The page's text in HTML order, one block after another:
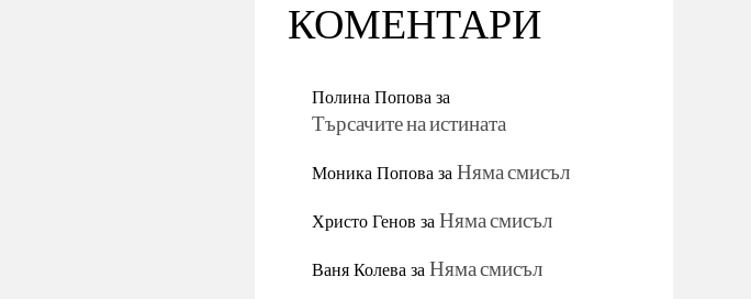
КОМЕНТАРИ
Полина Поповаза
Търсачите на истината
Моника ПоповазаНяма смисъл
Христо ГеновзаНяма смисъл
Ваня КолевазаНяма смисъл